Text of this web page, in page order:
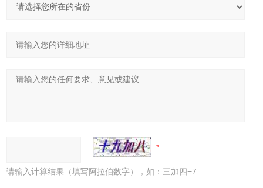
请输入计算结果（填写阿拉伯数字），如：三加四=7